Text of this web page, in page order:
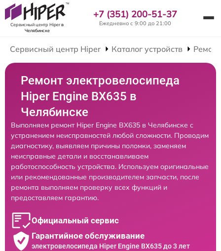
Сервисный центр Hiperв
Челябинске
+7 (351) 200-51-37
Ежедневно с 9:00 до 21:00
Сервисный центр Hiper Каталог устройств
Ремонт электровелосипеда
Hiper Engine BX635 в
Челябинске
Выполняем ремонт Hiper Engine BX635 в Челябинске с
устранением неисправностей любой сложности. Проводим
диагностику, выявляем причины поломки, заменяем
неисправные детали и восстанавливаем
работоспособность устройства. Используем оригинальные
или рекомендованные производителем запчасти, после
ремонта выполняем проверку всех функций и
предоставляем гарантию.
Официальный сервис
Гарантийное обслуживание
электровелосипеда Hiper Engine BX635 до 3 лет